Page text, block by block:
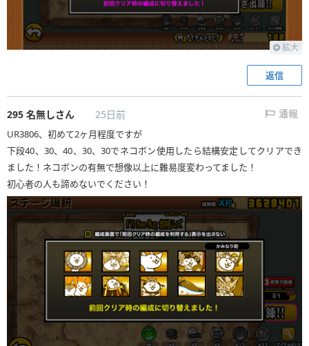
拡大
返信
295 名無しさん 25日前 通報
UR3806、初めて2ヶ月程度ですが
下段40、30、40、30、30でネコボン使用したら結構安定してクリアでき
ました！ネコボンの有無で想像以上に難易度変わってました！
初心者の人も諦めないでください！